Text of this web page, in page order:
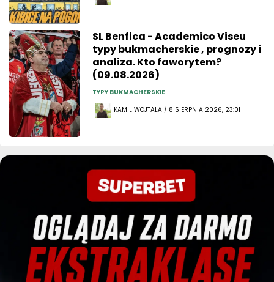
SL Benfica - Academico Viseu
typy bukmacherskie , prognozy i
analiza. Kto faworytem?
(09.08.2026)
TYPY BUKMACHERSKIE
KAMIL WOJTALA / 8 SIERPNIA 2026, 23:01